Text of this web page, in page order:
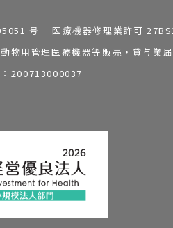
号 医療機器修理業許可
用管理医療機器等販売・貸与業届
200713000037